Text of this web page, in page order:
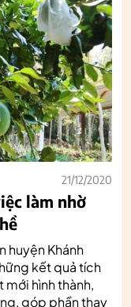
21/12/2020
làm nhờ
huyện Khánh
kết quả tích
mới hình thành,
góp phần thay